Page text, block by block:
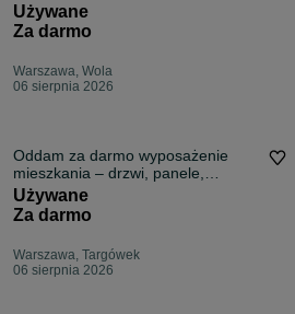
Używane
Za darmo
Warszawa, Wola
06 sierpnia 2026
Oddam za darmo wyposażenie
mieszkania – drzwi, panele,
kuchnia, szafa, łazienka
Używane
Za darmo
Warszawa, Targówek
06 sierpnia 2026